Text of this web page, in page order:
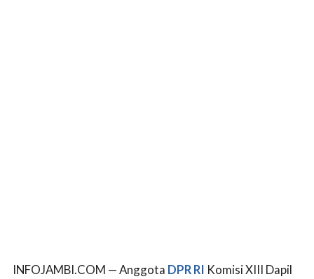
INFOJAMBI.COM — Anggota DPR RI Komisi XIII Dapil